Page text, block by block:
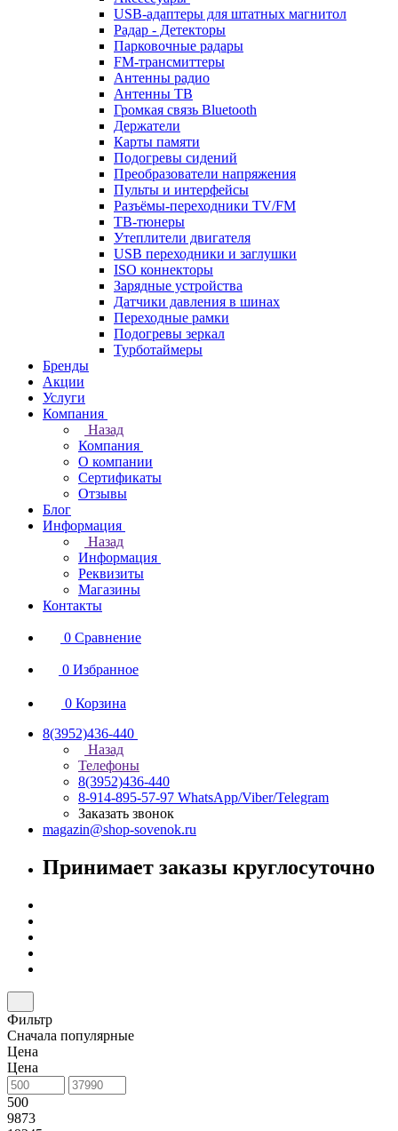
USB-адаптеры для штатных магнитол
Радар - Детекторы
Парковочные радары
FM-трансмиттеры
Антенны радио
Антенны ТВ
Громкая связь Bluetooth
Держатели
Карты памяти
Подогревы сидений
Преобразователи напряжения
Пульты и интерфейсы
Разъёмы-переходники TV/FM
ТВ-тюнеры
Утеплители двигателя
USB переходники и заглушки
ISO коннекторы
Зарядные устройства
Датчики давления в шинах
Переходные рамки
Подогревы зеркал
Турботаймеры
Бренды
Акции
Услуги
Компания
Назад
Компания
О компании
Сертификаты
Отзывы
Блог
Информация
Назад
Информация
Реквизиты
Магазины
Контакты
0 Сравнение
0 Избранное
0 Корзина
8(3952)436-440
Назад
Телефоны
8(3952)436-440
8-914-895-57-97 WhatsApp/Viber/Telegram
Заказать звонок
magazin@shop-sovenok.ru
Принимает заказы круглосуточно
Фильтр
Сначала популярные
Цена
Цена
500
9873